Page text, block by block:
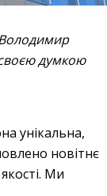
думкою
унікальна,
новітнє
Ми